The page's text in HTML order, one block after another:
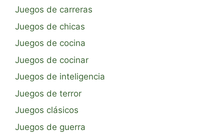
Juegos de carreras
Juegos de chicas
Juegos de cocina
Juegos de cocinar
Juegos de inteligencia
Juegos de terror
Juegos clásicos
Juegos de guerra